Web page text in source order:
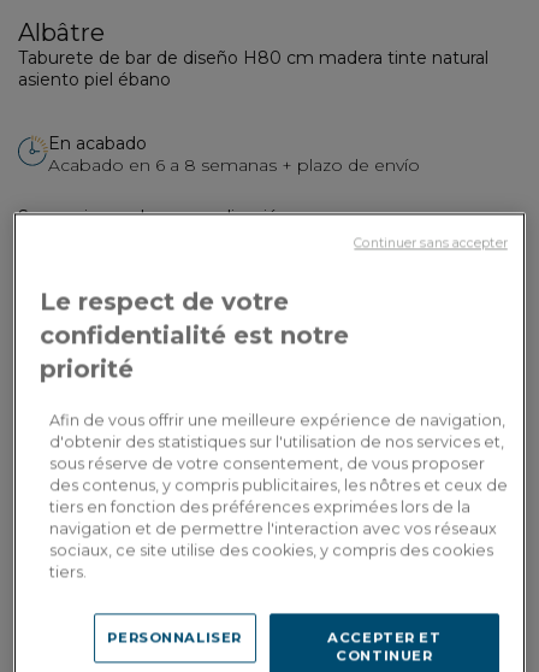
Albâtre
Taburete de bar de diseño H80 cm madera tinte natural
asiento piel ébano
En acabado
Acabado en 6 a 8 semanas + plazo de envío
Sus opciones de personalización:
Altura de asiento :
510,00€
Dont 0,40€
d'écopart
Por favor, proporcione el texto en francés
que desea que traduzca al español.
3x
Pago en
3 veces con
tarjeta
bancaria
AÑADIR A LA CESTA
Entrega a medida
Calcular mis gastos de envío por país
Le respect de votre
confidentialité est notre
priorité
Afin de vous offrir une meilleure expérience de navigation,
d'obtenir des statistiques sur l'utilisation de nos services et,
sous réserve de votre consentement, de vous proposer
des contenus, y compris publicitaires, les nôtres et ceux de
tiers en fonction des préférences exprimées lors de la
navigation et de permettre l'interaction avec vos réseaux
sociaux, ce site utilise des cookies, y compris des cookies
tiers.
ACCEPTER ET
CONTINUER
PERSONNALISER
Continuer sans accepter